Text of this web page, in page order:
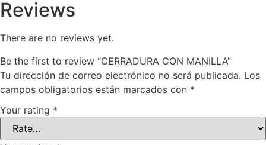
Reviews
There are no reviews yet.
Be the first to review “CERRADURA CON MANILLA”
Tu dirección de correo electrónico no será publicada. Los
campos obligatorios están marcados con *
Your rating *